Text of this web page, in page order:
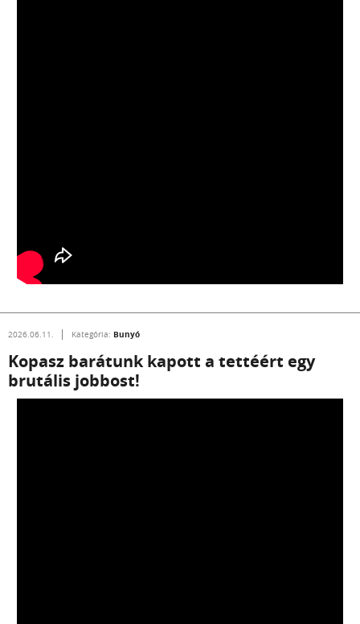
2026.06.11. Kategória: Bunyó
Kopasz barátunk kapott a tettéért egy
brutális jobbost!